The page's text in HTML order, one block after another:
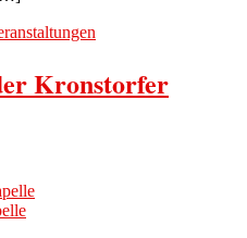
Kronstorfer